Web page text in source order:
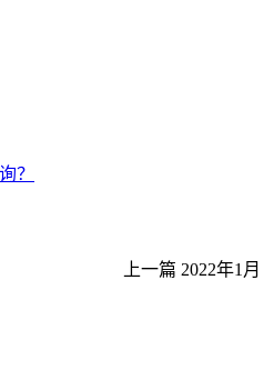
？
上一篇 2022年1月